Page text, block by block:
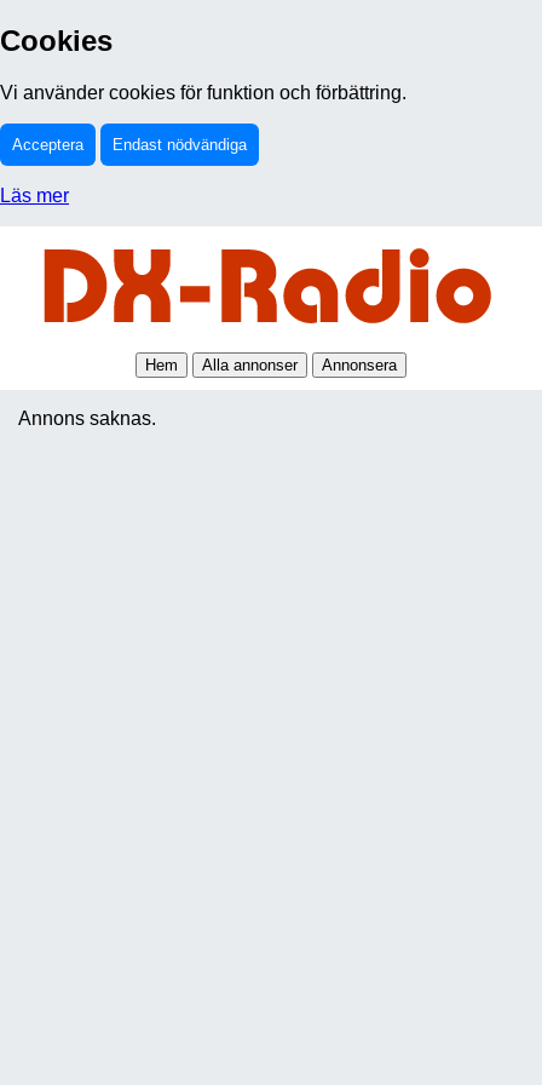
Cookies
Vi använder cookies för funktion och förbättring.
Acceptera Endast nödvändiga
Läs mer
Hem Alla annonser Annonsera
Annons saknas.